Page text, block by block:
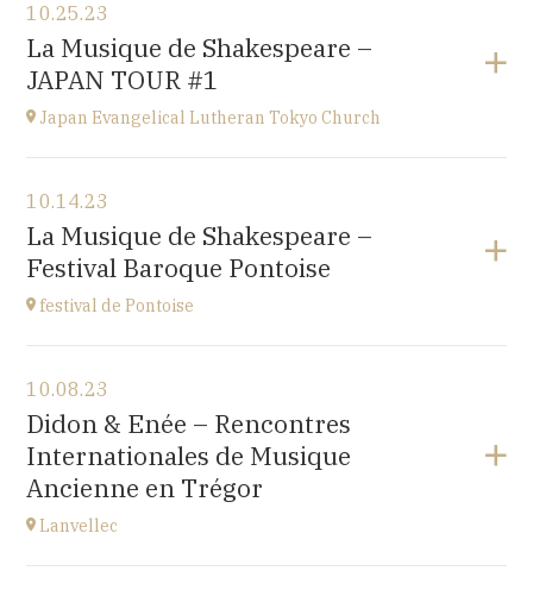
Okitama Cultural Hall - Yonezawa
JAPAN
at15H
10.25.23
La Musique de Shakespeare –
JAPAN TOUR #1
Japan Evangelical Lutheran Tokyo Church
Japan Evangelical Lutheran Tokyo Church
1-14-14 OKUBO SHINJUKU TOKYO, JAPAN
at14H
10.14.23
La Musique de Shakespeare –
Festival Baroque Pontoise
festival de Pontoise
église St Aubin, Ennery (95300)
place Robert Schumann
at18H00
Go to site
10.08.23
Didon & Enée – Rencontres
Internationales de Musique
Ancienne en Trégor
Lanvellec